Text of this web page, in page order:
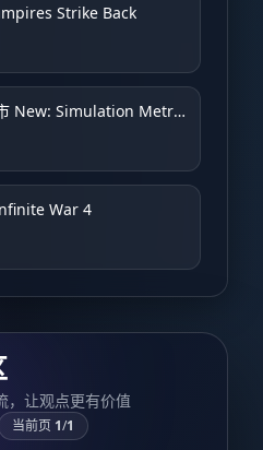
Strike Back
新：模拟大都市 New: Simulation Metropolis
War 4
，让观点更有价值
当前页 1/1